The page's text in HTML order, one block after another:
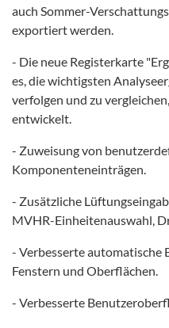
auch Sommer-
exportiert werden.
- Die neue Registerkarte
es, die wichtigsten
verfolgen und zu
entwickelt.
- Zuweisung von
Komponenteneinträgen.
- Zusätzliche
MVHR-Einheitenauswahl,
- Verbesserte automatische
Fenstern und Oberflächen.
- Verbesserte